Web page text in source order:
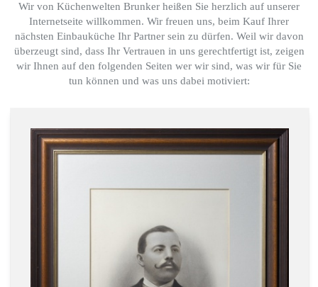
Wir von Küchenwelten Brunker heißen Sie herzlich auf unserer
Internetseite willkommen. Wir freuen uns, beim Kauf Ihrer
nächsten Einbauküche Ihr Partner sein zu dürfen. Weil wir davon
überzeugt sind, dass Ihr Vertrauen in uns gerechtfertigt ist, zeigen
wir Ihnen auf den folgenden Seiten wer wir sind, was wir für Sie
tun können und was uns dabei motiviert: